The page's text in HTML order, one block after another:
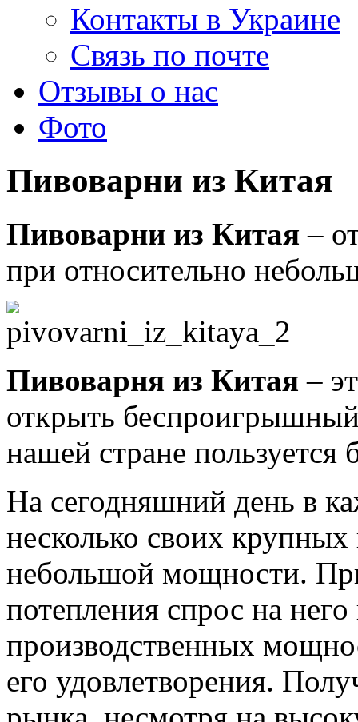
Контакты в Украине
Связь по почте
Отзывы о нас
Фото
Пивоварни из Китая
Пивоварни из Китая –
при относительно
Пивоварня из Китая –
открыть
нашей стране
На сегодняшний день в
несколько своих
небольшой мощности.
потепления спрос на него
производственных
его удовлетворения.